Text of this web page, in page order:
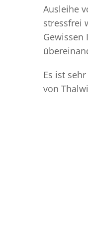
Ausleihe
stressfrei
Es ist
von